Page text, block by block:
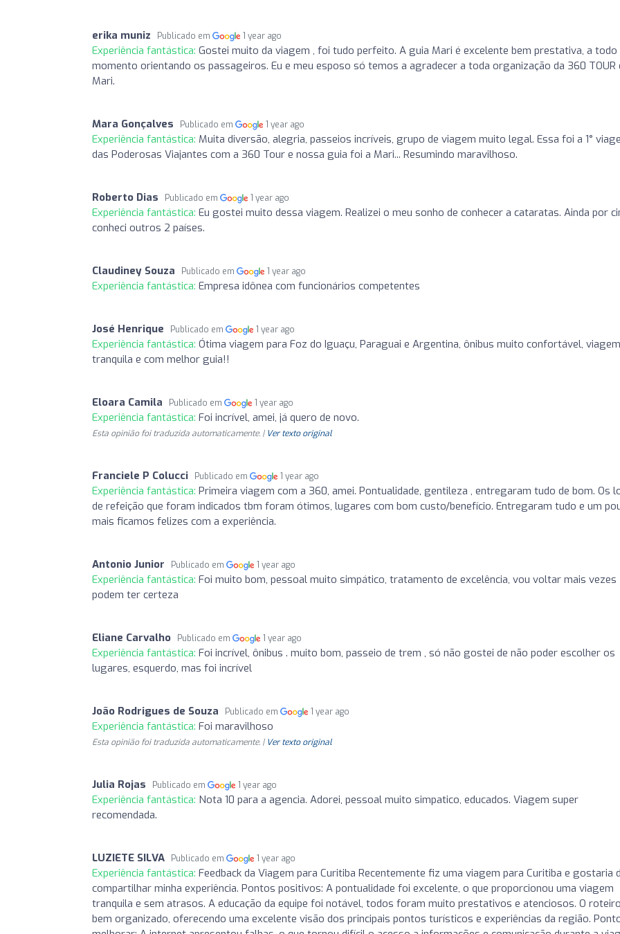
erika muniz Publicado em 1 year ago
Experiência fantástica: Gostei muito da viagem , foi tudo perfeito. A guia Mari é excelente bem prestativa, a todo
momento orientando os passageiros. Eu e meu esposo só temos a agradecer a toda organização da 360 TOUR
Mari.
Mara Gonçalves Publicado em 1 year ago
Experiência fantástica: Muita diversão, alegria, passeios incríveis, grupo de viagem muito legal. Essa foi a 1°
das Poderosas Viajantes com a 360 Tour e nossa guia foi a Mari... Resumindo maravilhoso.
Roberto Dias Publicado em 1 year ago
Experiência fantástica: Eu gostei muito dessa viagem. Realizei o meu sonho de conhecer a cataratas. Ainda por
conheci outros 2 países.
Claudiney Souza Publicado em 1 year ago
Experiência fantástica: Empresa idônea com funcionários competentes
José Henrique Publicado em 1 year ago
Experiência fantástica: Ótima viagem para Foz do Iguaçu, Paraguai e Argentina, ônibus muito confortável, viagem
tranquila e com melhor guia!!
Eloara Camila Publicado em 1 year ago
Experiência fantástica: Foi incrível, amei, já quero de novo.
Esta opinião foi traduzida automaticamente. | Ver texto original
Franciele P Colucci Publicado em 1 year ago
Experiência fantástica: Primeira viagem com a 360, amei. Pontualidade, gentileza , entregaram tudo de bom. Os
de refeição que foram indicados tbm foram ótimos, lugares com bom custo/benefício. Entregaram tudo e um
mais ficamos felizes com a experiência.
Antonio Junior Publicado em 1 year ago
Experiência fantástica: Foi muito bom, pessoal muito simpático, tratamento de excelência, vou voltar mais vezes
podem ter certeza
Eliane Carvalho Publicado em 1 year ago
Experiência fantástica: Foi incrível, ônibus . muito bom, passeio de trem , só não gostei de não poder escolher os
lugares, esquerdo, mas foi incrível
João Rodrigues de Souza Publicado em 1 year ago
Experiência fantástica: Foi maravilhoso
Esta opinião foi traduzida automaticamente. | Ver texto original
Julia Rojas Publicado em 1 year ago
Experiência fantástica: Nota 10 para a agencia. Adorei, pessoal muito simpatico, educados. Viagem super
recomendada.
LUZIETE SILVA Publicado em 1 year ago
Experiência fantástica: Feedback da Viagem para Curitiba Recentemente fiz uma viagem para Curitiba e gostaria
compartilhar minha experiência. Pontos positivos: A pontualidade foi excelente, o que proporcionou uma viagem
tranquila e sem atrasos. A educação da equipe foi notável, todos foram muito prestativos e atenciosos. O
bem organizado, oferecendo uma excelente visão dos principais pontos turísticos e experiências da região.